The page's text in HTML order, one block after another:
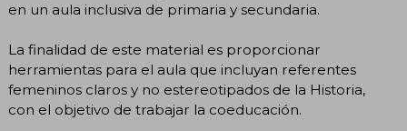
en un aula inclusiva de primaria y secundaria.
La finalidad de este material es proporcionar
herramientas para el aula que incluyan referentes
femeninos claros y no estereotipados de la Historia,
con el objetivo de trabajar la coeducación.